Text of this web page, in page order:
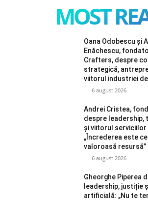
MOST
Oana Odobescu și
Enăchescu,
Crafters, despre
strategică,
viitorul industriei de
6 august 2026
Andrei Cristea,
despre leadership,
și viitorul
„Încrederea este
valoroasă resursă”
6 august 2026
Gheorghe Piperea
leadership, justiție
artificială: „Nu te